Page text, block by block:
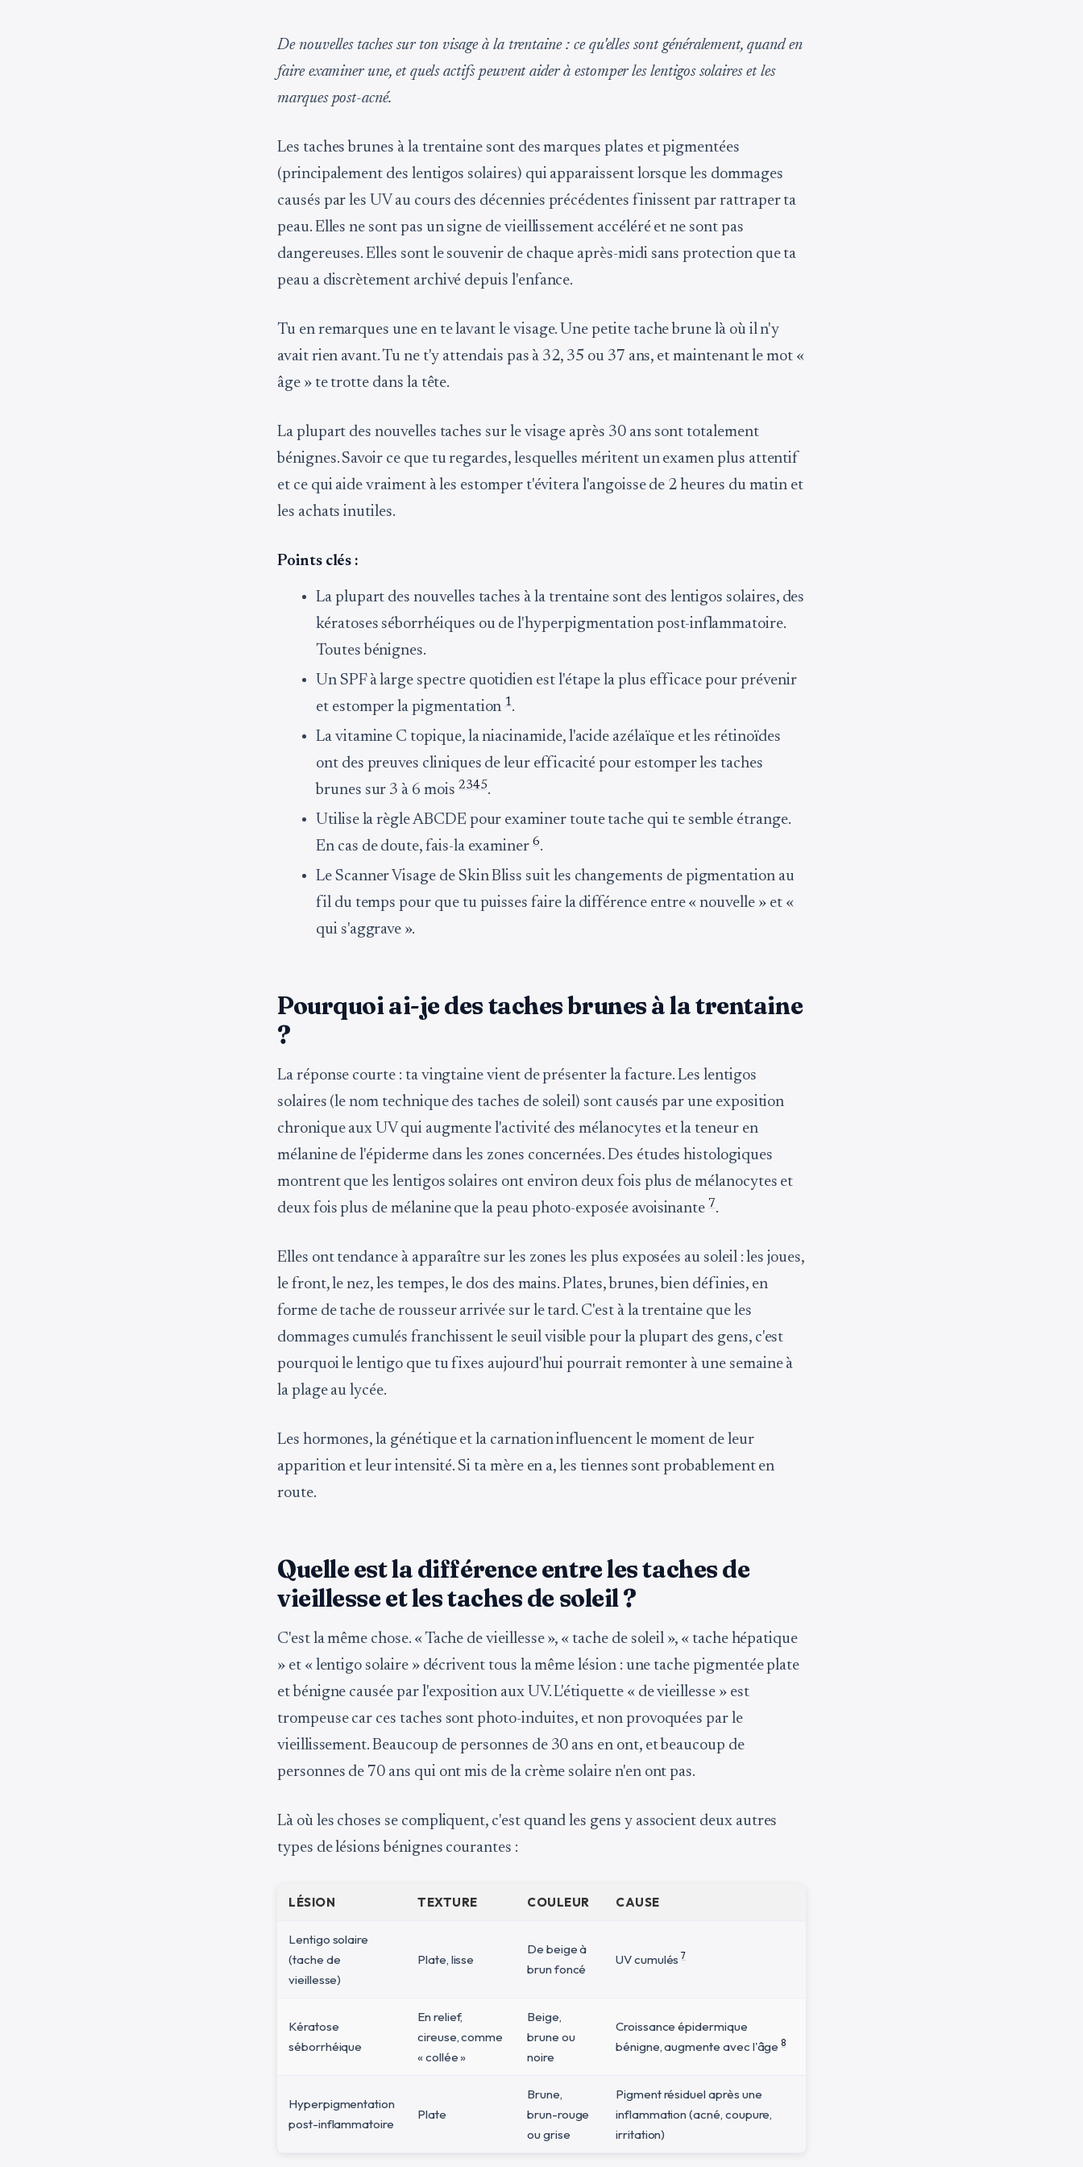
De nouvelles taches sur ton visage à la trentaine : ce qu'elles sont généralement, quand en
faire examiner une, et quels actifs peuvent aider à estomper les lentigos solaires et les
marques post-acné.
Les taches brunes à la trentaine sont des marques plates et pigmentées
(principalement des lentigos solaires) qui apparaissent lorsque les dommages
causés par les UV au cours des décennies précédentes finissent par rattraper ta
peau. Elles ne sont pas un signe de vieillissement accéléré et ne sont pas
dangereuses. Elles sont le souvenir de chaque après-midi sans protection que ta
peau a discrètement archivé depuis l'enfance.
Tu en remarques une en te lavant le visage. Une petite tache brune là où il n'y
avait rien avant. Tu ne t'y attendais pas à 32, 35 ou 37 ans, et maintenant le mot «
âge » te trotte dans la tête.
La plupart des nouvelles taches sur le visage après 30 ans sont totalement
bénignes. Savoir ce que tu regardes, lesquelles méritent un examen plus attentif
et ce qui aide vraiment à les estomper t'évitera l'angoisse de 2 heures du matin et
les achats inutiles.
Points clés :
La plupart des nouvelles taches à la trentaine sont des lentigos solaires, des
kératoses séborrhéiques ou de l'hyperpigmentation post-inflammatoire.
Toutes bénignes.
Un SPF à large spectre quotidien est l'étape la plus efficace pour prévenir
et estomper la pigmentation1.
La vitamine C topique, la niacinamide, l'acide azélaïque et les rétinoïdes
ont des preuves cliniques de leur efficacité pour estomper les taches
brunes sur 3 à 6 mois 2345.
Utilise la règle ABCDE pour examiner toute tache qui te semble étrange.
En cas de doute, fais-la examiner 6.
Le Scanner Visage de Skin Bliss suit les changements de pigmentation au
fil du temps pour que tu puisses faire la différence entre « nouvelle » et «
qui s'aggrave ».
Pourquoi ai-je des taches brunes à la trentaine
?
La réponse courte : ta vingtaine vient de présenter la facture. Les lentigos
solaires (le nom technique des taches de soleil) sont causés par une exposition
chronique aux UV qui augmente l'activité des mélanocytes et la teneur en
mélanine de l'épiderme dans les zones concernées. Des études histologiques
montrent que les lentigos solaires ont environ deux fois plus de mélanocytes et
deux fois plus de mélanine que la peau photo-exposée avoisinante7.
Elles ont tendance à apparaître sur les zones les plus exposées au soleil : les joues,
le front, le nez, les tempes, le dos des mains. Plates, brunes, bien définies, en
forme de tache de rousseur arrivée sur le tard. C'est à la trentaine que les
dommages cumulés franchissent le seuil visible pour la plupart des gens, c'est
pourquoi le lentigo que tu fixes aujourd'hui pourrait remonter à une semaine à
la plage au lycée.
Les hormones, la génétique et la carnation influencent le moment de leur
apparition et leur intensité. Si ta mère en a, les tiennes sont probablement en
route.
Quelle est la différence entre les taches de
vieillesse et les taches de soleil ?
C'est la même chose. « Tache de vieillesse », « tache de soleil », « tache hépatique
» et « lentigo solaire » décrivent tous la même lésion : une tache pigmentée plate
et bénigne causée par l'exposition aux UV. L'étiquette « de vieillesse » est
trompeuse car ces taches sont photo-induites, et non provoquées par le
vieillissement. Beaucoup de personnes de 30 ans en ont, et beaucoup de
personnes de 70 ans qui ont mis de la crème solaire n'en ont pas.
Là où les choses se compliquent, c'est quand les gens y associent deux autres
types de lésions bénignes courantes :
LÉSION TEXTURE COULEUR CAUSE
Lentigo solaire
(tache de
vieillesse)
Plate, lisse
De beige à
brun foncé
UV cumulés7
Kératose
séborrhéique
En relief,
cireuse, comme
« collée »
Beige,
brune ou
noire
Croissance épidermique
bénigne, augmente avec l'âge8
Hyperpigmentation
post-inflammatoire
Plate
Brune,
brun-rouge
ou grise
Pigment résiduel après une
inflammation (acné, coupure,
irritation)